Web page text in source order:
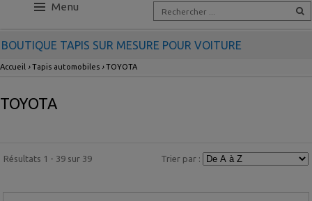
Menu
BOUTIQUE TAPIS SUR MESURE POUR VOITURE
Accueil ›Tapis automobiles ›TOYOTA
TOYOTA
Résultats 1 - 39 sur 39 Trier par :